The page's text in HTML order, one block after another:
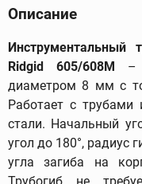
Описание
Инструментальный
Ridgid 605/608М
–
диаметром 8 мм с
Работает с
стали. Начальный
угол до 180°, радиус
угла загиба на